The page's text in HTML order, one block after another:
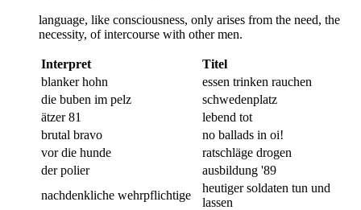
language, like consciousness, only arises from the need, the
necessity, of intercourse with other men.
Interpret
Titel
blanker hohn
essen trinken rauchen
die buben im pelz
schwedenplatz
ätzer 81
lebend tot
brutal bravo
no ballads in oi!
vor die hunde
ratschläge drogen
der polier
ausbildung '89
nachdenkliche wehrpflichtige
heutiger soldaten tun und
lassen